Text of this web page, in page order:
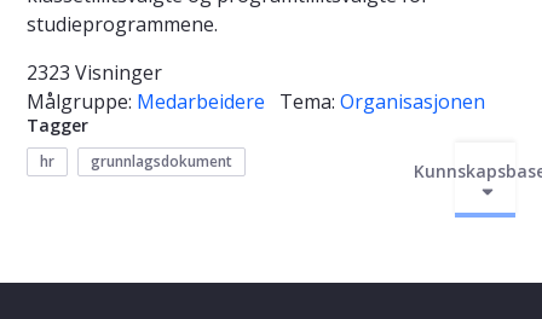
studieprogrammene.
2323 Visninger
Målgruppe: Medarbeidere Tema: Organisasjonen
Tagger
hr grunnlagsdokument